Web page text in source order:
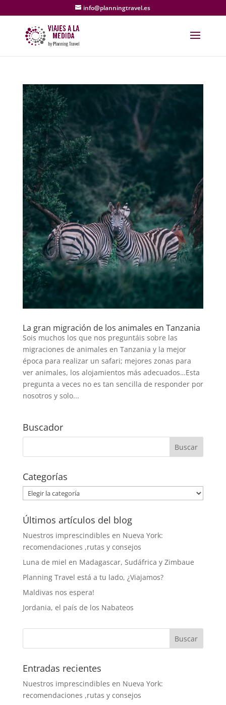
info@planningtravel.es
La gran migración de los animales en Tanzania
Sois muchos los que nos preguntáis sobre las
migraciones de animales en Tanzania y la mejor
época para realizar un safari; mejores zonas para
ver animales, los alojamientos más adecuados…Esta
pregunta a veces no es tan sencilla de responder por
nosotros y solo...
Buscador
Categorías
Categorías
Últimos artículos del blog
Nuestros imprescindibles en Nueva York:
recomendaciones ,rutas y consejos
Luna de miel en Madagascar, Sudáfrica y Zimbaue
Planning Travel está a tu lado, ¿Viajamos?
Maldivas nos espera!
Jordania, el país de los Nabateos
Entradas recientes
Nuestros imprescindibles en Nueva York:
recomendaciones ,rutas y consejos